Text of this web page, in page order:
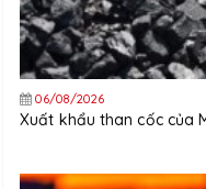
06/08/2026
Xuất khẩu than cốc của